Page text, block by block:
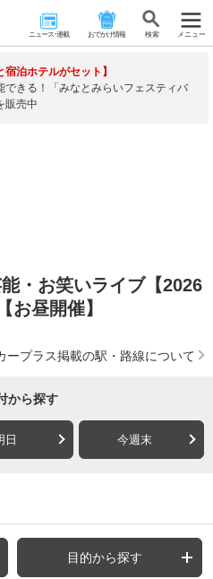
ニュース･連載 おでかけ情報 検 索 メニュー
宿泊ホテルがセット】
できる！「みなとみらいフェスティバ
販売中
・お笑いライブ【2026
お昼開催】
ープラス掲載の駅・路線について
から探す
日 今週末
目的から探す